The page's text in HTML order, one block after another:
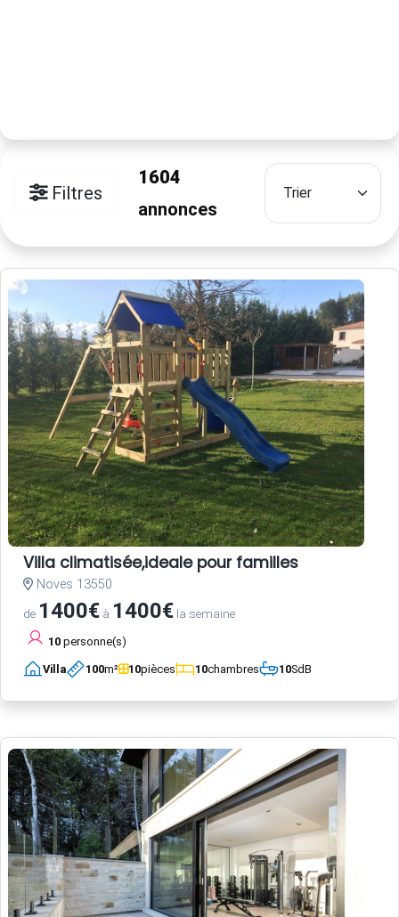
Filtres
1604
annonces
Villa climatisée,ideale pour familles
Noves 13550
de 1400€ à 1400€ la semaine
10 personne(s)
Villa 100m² 10pièces 10chambres 10SdB